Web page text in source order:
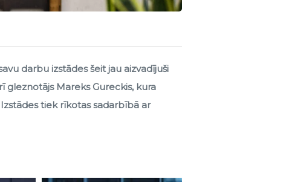
darbu izstādes šeit jau aizvadījuši
gleznotājs Mareks Gureckis, kura
tiek rīkotas sadarbībā ar